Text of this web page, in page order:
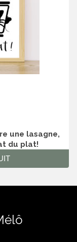
une lasagne,
du plat!